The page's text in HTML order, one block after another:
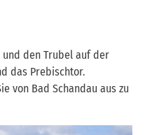
den Trubel auf der
das Prebischtor.
von Bad Schandau aus zu